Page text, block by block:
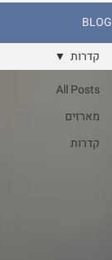
BLOG
All Posts
מארזים
קדרות
קדרות